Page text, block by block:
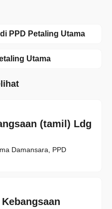
PPD Petaling Utama
Utama
(tamil) Ldg
Damansara, PPD